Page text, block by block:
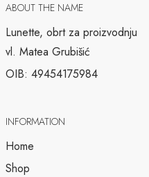
ABOUT THE NAME
Lunette, obrt za proizvodnju
vl. Matea Grubišić
OIB: 49454175984
INFORMATION
Home
Shop